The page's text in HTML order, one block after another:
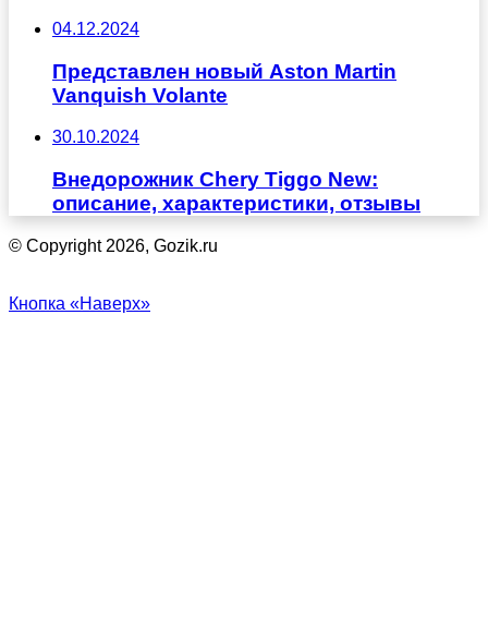
04.12.2024
Представлен новый Aston Martin
Vanquish Volante
30.10.2024
Внедорожник Chery Tiggo New:
описание, характеристики, отзывы
© Copyright 2026, Gozik.ru
Кнопка «Наверх»